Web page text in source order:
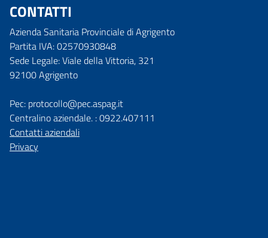
CONTATTI
Azienda Sanitaria Provinciale di Agrigento
Partita IVA: 02570930848
Sede Legale: Viale della Vittoria, 321
92100 Agrigento
Pec: protocollo@pec.aspag.it
Centralino aziendale. : 0922.407111
Contatti aziendali
Privacy